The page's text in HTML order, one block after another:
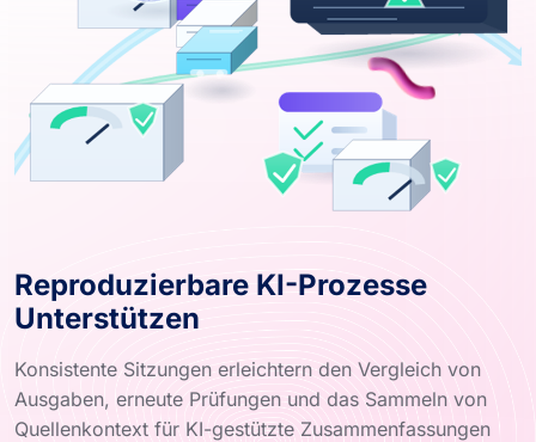
Reproduzierbare KI-Prozesse
Unterstützen
Konsistente Sitzungen erleichtern den Vergleich von
Ausgaben, erneute Prüfungen und das Sammeln von
Quellenkontext für KI-gestützte Zusammenfassungen